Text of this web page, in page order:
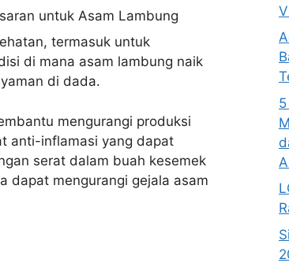
termasuk untuk
di mana asam lambung naik
di dada.
mengurangi produksi
anti-inflamasi yang dapat
serat dalam buah kesemek
dapat mengurangi gejala asam